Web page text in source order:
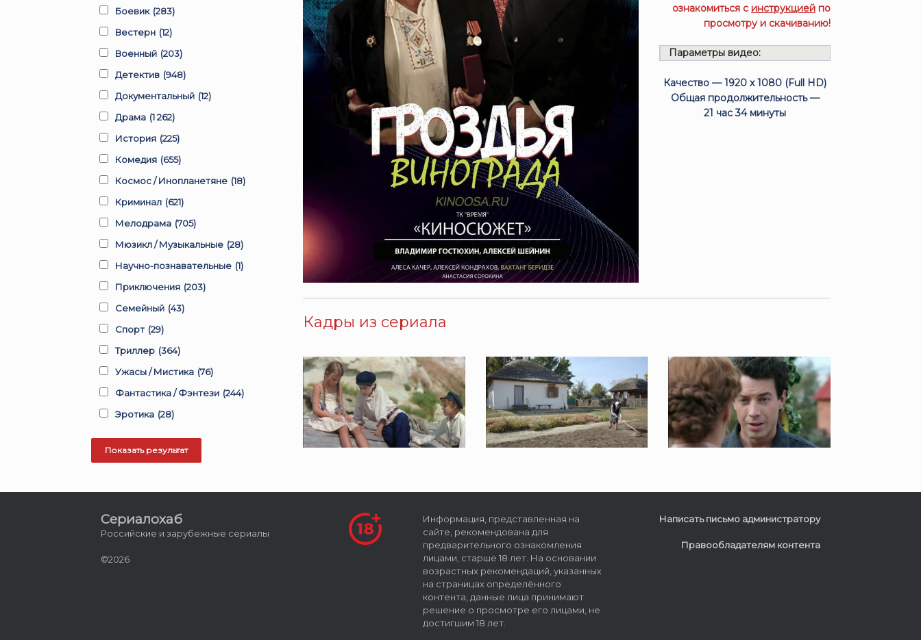
ознакомиться с инструкцией по
просмотру и скачиванию!
Параметры видео:
Качество — 1920 x 1080 (Full HD)
Общая продолжительность —
21 час 34 минуты
Кадры из сериала
Боевик (283)
Вестерн (12)
Военный (203)
Детектив (948)
Документальный (12)
Драма (1 262)
История (225)
Комедия (655)
Космос / Инопланетяне (18)
Криминал (621)
Мелодрама (705)
Мюзикл / Музыкальные (28)
Научно-познавательные (1)
Приключения (203)
Семейный (43)
Спорт (29)
Триллер (364)
Ужасы / Мистика (76)
Фантастика / Фэнтези (244)
Эротика (28)
Сериалохаб
Российские и зарубежные сериалы
©2026
Информация, представленная на
сайте, рекомендована для
предварительного ознакомления
лицами, старше 18 лет. На основании
возрастных рекомендаций, указанных
на страницах определённого
контента, данные лица принимают
решение о просмотре его лицами, не
достигшим 18 лет.
Написать письмо администратору
Правообладателям контента